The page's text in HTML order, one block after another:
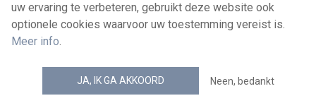
Contacteer ons
news.belgium RSS feed
© 2026 - news.belgium.be
uw ervaring te verbeteren, gebruikt deze website ook
optionele cookies waarvoor uw toestemming vereist is.
Meer info.
JA, IK GA AKKOORD Neen, bedankt